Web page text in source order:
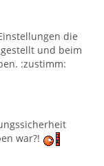
die
und beim
:zustimm:
war?!